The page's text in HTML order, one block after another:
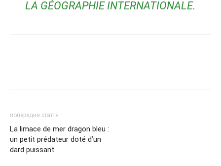
LA GÉOGRAPHIE INTERNATIONALE.
попередня стаття
La limace de mer dragon bleu :
un petit prédateur doté d’un
dard puissant